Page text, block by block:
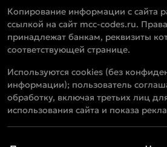
Копирование информации с сайта
ссылкой на сайт mcc-codes.ru.
принадлежат банкам, реквизиты
соответствующей странице.
Используются cookies (без
информации); пользователь
обработку, включая третьих лиц
использования сайта и показа